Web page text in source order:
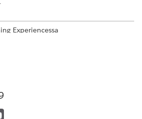
Experiencessa
Cloud-, Agentforce for Health
lisäosalisenssit